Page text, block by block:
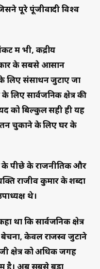
पूरे पूंजीवादी विश्व
में भी, केंद्रीय
के सबसे आसान
लिए संसाधन जुटाए जा
सार्वजनिक क्षेत्र की
को बिल्कुल सही ही यह
चुकाने के लिए घर के
के पीछे के राजनीतिक और
राजीव कुमार के शब्दों
थे।
था कि सार्वजनिक क्षेत्र
बेचना, केवल राजस्व जुटाने
क्षेत्र को अधिक जगह
है। अब सबसे बड़ा